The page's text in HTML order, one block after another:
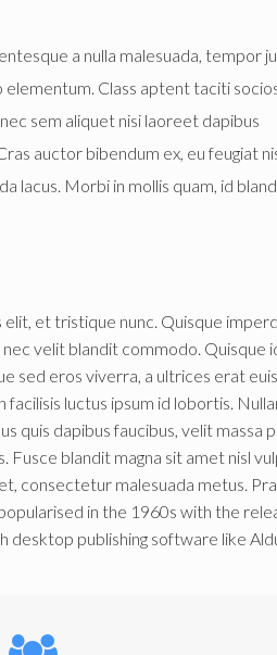
a nulla malesuada, tempor
elementum. Class aptent taciti
sem aliquet nisi laoreet dapibus
auctor bibendum ex, eu feugiat
lacus. Morbi in mollis quam, id
et tristique nunc. Quisque
velit blandit commodo. Quisque
sed eros viverra, a ultrices erat
luctus ipsum id lobortis.
dapibus faucibus, velit massa
blandit magna sit amet nisl
consectetur malesuada metus.
in the 1960s with the
publishing software like